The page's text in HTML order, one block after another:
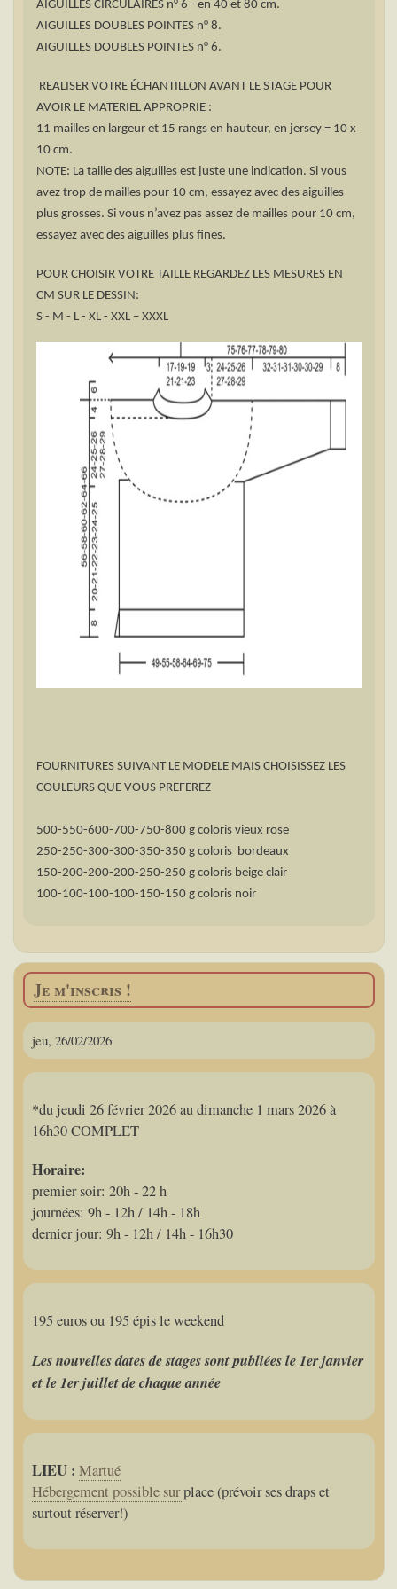
AIGUILLES CIRCULAIRES n° 6 - en 40 et 80 cm.
AIGUILLES DOUBLES POINTES n° 8.
AIGUILLES DOUBLES POINTES n° 6.
REALISER VOTRE ÉCHANTILLON AVANT LE STAGE POUR
AVOIR LE MATERIEL APPROPRIE :
11 mailles en largeur et 15 rangs en hauteur, en jersey = 10 x
10 cm.
NOTE: La taille des aiguilles est juste une indication. Si vous
avez trop de mailles pour 10 cm, essayez avec des aiguilles
plus grosses. Si vous n’avez pas assez de mailles pour 10 cm,
essayez avec des aiguilles plus fines.
POUR CHOISIR VOTRE TAILLE REGARDEZ LES MESURES EN
CM SUR LE DESSIN:
S - M - L - XL - XXL – XXXL
FOURNITURES SUIVANT LE MODELE MAIS CHOISISSEZ LES
COULEURS QUE VOUS PREFEREZ
500-550-600-700-750-800 g coloris vieux rose
250-250-300-300-350-350 g coloris bordeaux
150-200-200-200-250-250 g coloris beige clair
100-100-100-100-150-150 g coloris noir
Je m'inscris !
jeu, 26/02/2026
*du jeudi 26 février 2026 au dimanche 1 mars 2026 à
16h30 COMPLET
Horaire:
premier soir: 20h - 22 h
journées: 9h - 12h / 14h - 18h
dernier jour: 9h - 12h / 14h - 16h30
195 euros ou 195 épis le weekend
Les nouvelles dates de stages sont publiées le 1er janvier
et le 1er juillet de chaque année
LIEU : Martué
Hébergement possible surplace (prévoir ses draps et
surtout réserver!)